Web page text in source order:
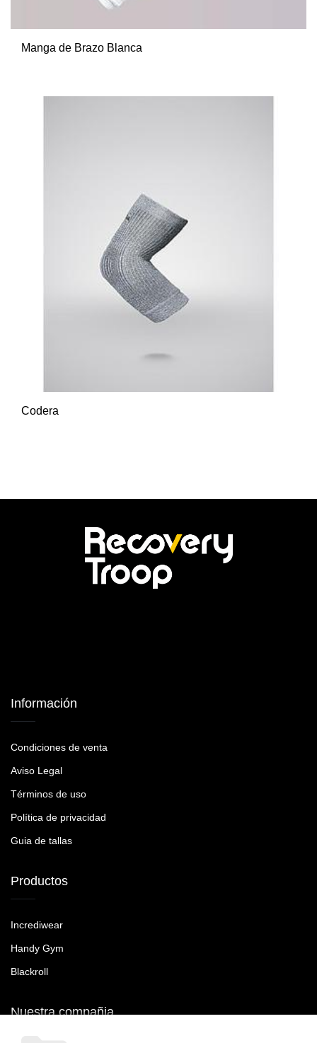
Manga de Brazo Blanca
Codera
Información
Condiciones de venta
Aviso Legal
Términos de uso
Política de privacidad
Guia de tallas
Productos
Incrediwear
Handy Gym
Blackroll
Nuestra compañia